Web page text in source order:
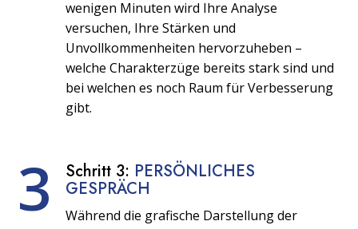
wenigen Minuten wird Ihre Analyse
versuchen, Ihre Stärken und
Unvollkommenheiten hervorzuheben –
welche Charakterzüge bereits stark sind und
bei welchen es noch Raum für Verbesserung
gibt.
3 Schritt 3: PERSÖNLICHES
GESPRÄCH
Während die grafische Darstellung der